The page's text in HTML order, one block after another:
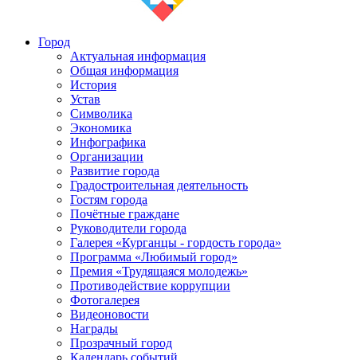
Город
Актуальная информация
Общая информация
История
Устав
Символика
Экономика
Инфографика
Организации
Развитие города
Градостроительная деятельность
Гостям города
Почётные граждане
Руководители города
Галерея «Курганцы - гордость города»
Программа «Любимый город»
Премия «Трудящаяся молодежь»
Противодействие коррупции
Фотогалерея
Видеоновости
Награды
Прозрачный город
Календарь событий